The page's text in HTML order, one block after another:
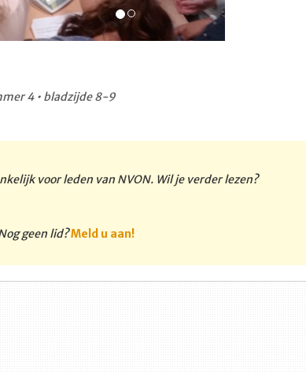
4 • bladzijde 8-9
voor leden van NVON. Wil je verder lezen?
geen lid?Meld u aan!